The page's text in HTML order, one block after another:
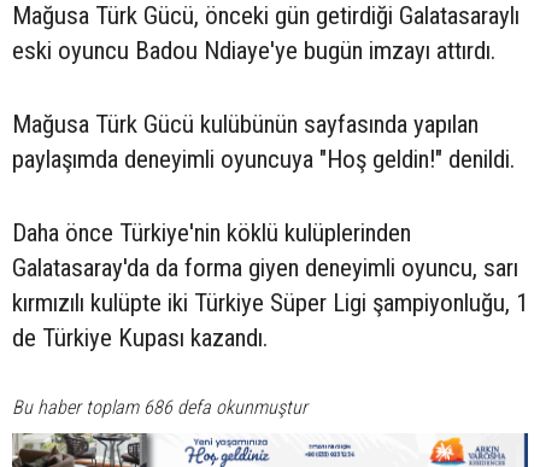
Mağusa Türk Gücü, önceki gün getirdiği Galatasaraylı
eski oyuncu Badou Ndiaye'ye bugün imzayı attırdı.
Mağusa Türk Gücü kulübünün sayfasında yapılan
paylaşımda deneyimli oyuncuya "Hoş geldin!" denildi.
Daha önce Türkiye'nin köklü kulüplerinden
Galatasaray'da da forma giyen deneyimli oyuncu, sarı
kırmızılı kulüpte iki Türkiye Süper Ligi şampiyonluğu, 1
de Türkiye Kupası kazandı.
Bu haber toplam 686 defa okunmuştur